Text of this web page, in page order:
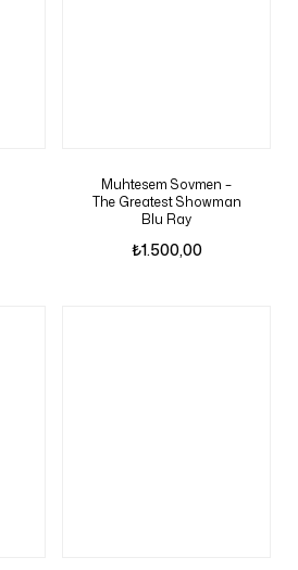
Muhtesem Sovmen –
The Greatest Showman
Blu Ray
₺1.500,00